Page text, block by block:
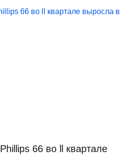
66 во ll квартале